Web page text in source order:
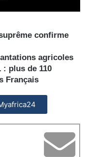
confirme
agricoles
plus de 110
Français